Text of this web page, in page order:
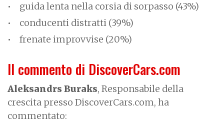
guida lenta nella corsia di sorpasso (43%)
conducenti distratti (39%)
frenate improvvise (20%)
Il commento di DiscoverCars.com
Aleksandrs Buraks, Responsabile della
crescita presso DiscoverCars.com, ha
commentato: